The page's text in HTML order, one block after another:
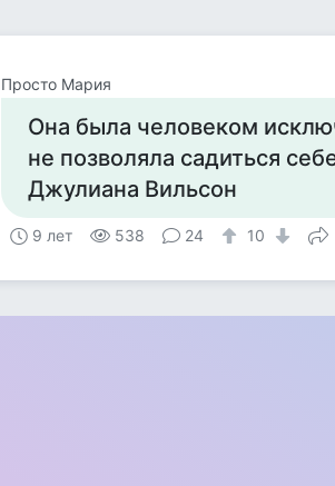
Просто Мария
Она была человеком
не позволяла садиться
Джулиана Вильсон
9 лет 538 24 10